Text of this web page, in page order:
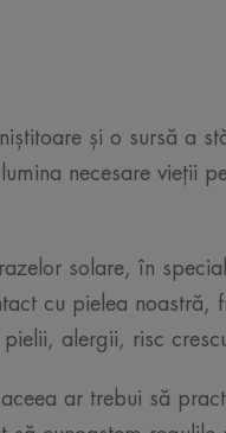
și o sursă a
necesare vieții
solare, în
cu pielea
alergii, risc
ar trebui să